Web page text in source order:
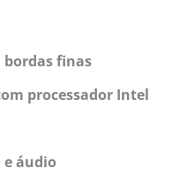
bordas finas
processador Intel
e áudio